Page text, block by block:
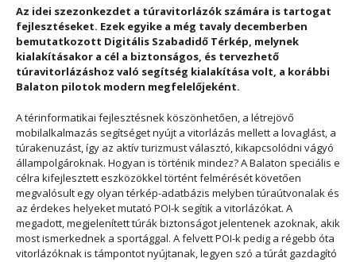
Az idei szezonkezdet a túravitorlázók számára is tartogat
fejlesztéseket. Ezek egyike a még tavaly decemberben
bemutatkozott Digitális Szabadidő Térkép, melynek
kialakításakor a cél a biztonságos, és tervezhető
túravitorlázáshoz való segítség kialakítása volt, a korábbi
Balaton pilotok modern megfelelőjeként.
A térinformatikai fejlesztésnek köszönhetően, a létrejövő
mobilalkalmazás segítséget nyújt a vitorlázás mellett a lovaglást, a
túrakenuzást, így az aktív turizmust választó, kikapcsolódni vágyó
állampolgároknak. Hogyan is történik mindez? A Balaton speciális e
célra kifejlesztett eszközökkel történt felmérését követően
megvalósult egy olyan térkép-adatbázis melyben túraútvonalak és
az érdekes helyeket mutató POI-k segítik a vitorlázókat. A
megadott, megjelenített túrák biztonságot jelentenek azoknak, akik
most ismerkednek a sportággal. A felvett POI-k pedig a régebb óta
vitorlázóknak is támpontot nyújtanak, legyen szó a túrát gazdagító